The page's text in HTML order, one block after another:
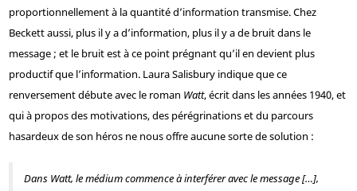
proportionnellement à la quantité d’information transmise. Chez
Beckett aussi, plus il y a d’information, plus il y a de bruit dans le
message ; et le bruit est à ce point prégnant qu’il en devient plus
productif que l’information. Laura Salisbury indique que ce
renversement débute avec le roman Watt, écrit dans les années 1940, et
qui à propos des motivations, des pérégrinations et du parcours
hasardeux de son héros ne nous offre aucune sorte de solution :
Dans Watt, le médium commence à interférer avec le message […],